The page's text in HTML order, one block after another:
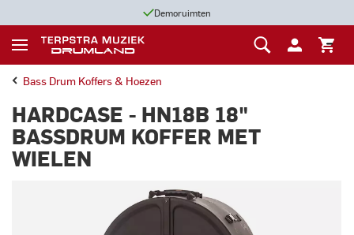
Demoruimten
Bass Drum Koffers & Hoezen
HARDCASE - HN18B 18"
BASSDRUM KOFFER MET
WIELEN